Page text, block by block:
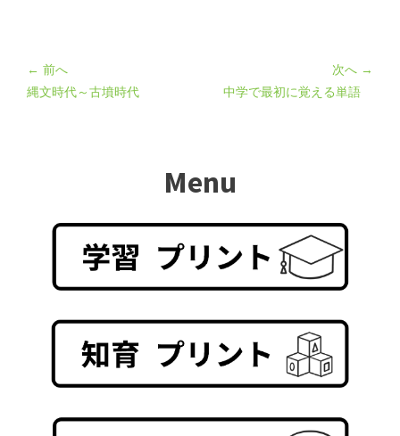
← 前へ
縄文時代～古墳時代
次へ →
中学で最初に覚える単語
Menu